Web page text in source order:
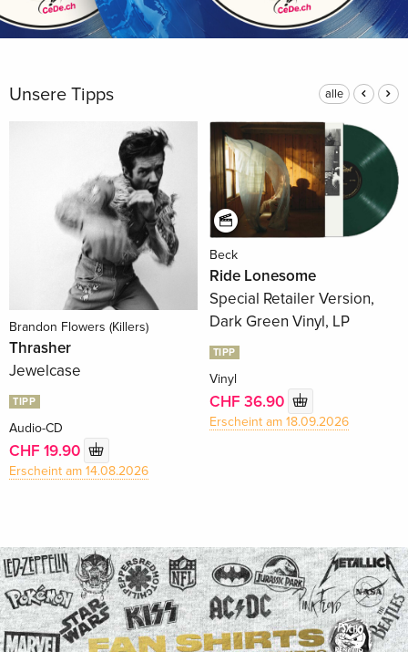
Unsere Tipps alle
Brandon Flowers (Killers)
Thrasher
Jewelcase
TIPP
Audio-CD
CHF 19.90
Erscheint am 14.08.2026
Beck
Ride Lonesome
Special Retailer Version,
Dark Green Vinyl, LP
TIPP
Vinyl
CHF 36.90
Erscheint am 18.09.2026